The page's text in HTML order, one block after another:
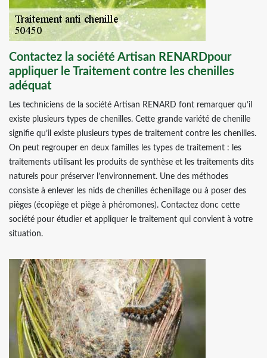
Contactez la société Artisan RENARDpour
appliquer le Traitement contre les chenilles
adéquat
Les techniciens de la société Artisan RENARD font remarquer qu’il
existe plusieurs types de chenilles. Cette grande variété de chenille
signifie qu’il existe plusieurs types de traitement contre les chenilles.
On peut regrouper en deux familles les types de traitement : les
traitements utilisant les produits de synthèse et les traitements dits
naturels pour préserver l’environnement. Une des méthodes
consiste à enlever les nids de chenilles échenillage ou à poser des
pièges (écopiège et piège à phéromones). Contactez donc cette
société pour étudier et appliquer le traitement qui convient à votre
situation.